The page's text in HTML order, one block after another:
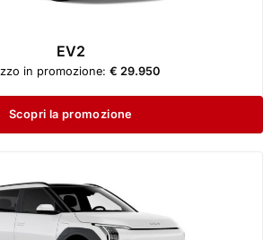
EV2
in promozione: € 29.950
Scopri la promozione